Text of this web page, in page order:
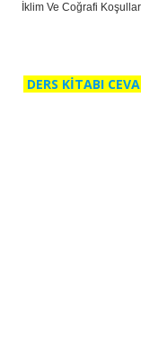
İklim Ve Coğrafi
DERS KİTABI